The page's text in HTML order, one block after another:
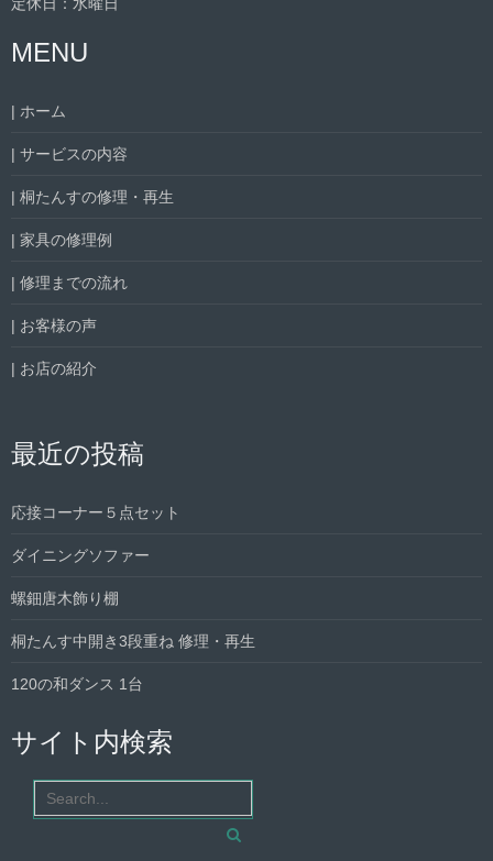
MENU
| ホーム
| サービスの内容
| 桐たんすの修理・再生
| 家具の修理例
| 修理までの流れ
| お客様の声
| お店の紹介
最近の投稿
応接コーナー５点セット
ダイニングソファー
螺鈿唐木飾り棚
桐たんす中開き3段重ね 修理・再生
120の和ダンス 1台
サイト内検索